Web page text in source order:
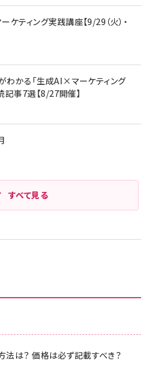
ンキングをもっと見る
P31i (Bluetooth 6.1) 【完
スイヤホン/アクティブノイズキャンセリ
ポイント接続 / 最大50時間再生 / PSE
III Flow USB-C & USB-C
絡まないケーブル 240W 結束バン
PD対応 シリコン素材採用 iPhone
/ Galaxy iPad Pro MacBook
キングをもっと見る
】
は？ 価格は必ず記載すべき？
ティング実践講座【9/29（火）・
わかる「生成AI×マーケティング
記事7選【8/27開催】
すべて見る